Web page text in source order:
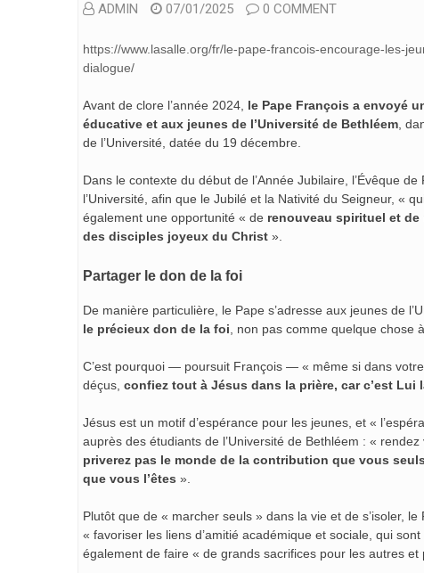
ADMIN 07/01/2025 0 COMMENT
https://www.lasalle.org/fr/le-pape-francois-encourage-les-
dialogue/
Avant de clore l’année 2024, le Pape François a envoyé
éducative et aux jeunes de l’Université de Bethléem,
de l’Université, datée du 19 décembre.
Dans le contexte du début de l’Année Jubilaire, l’Évêque
l’Université, afin que le Jubilé et la Nativité du Seigneur, «
également une opportunité « de renouveau spirituel et
des disciples joyeux du Christ ».
Partager le don de la foi
De manière particulière, le Pape s’adresse aux jeunes de
le précieux don de la foi , non pas comme quelque
C’est pourquoi — poursuit François — « même si dans
déçus, confiez tout à Jésus dans la prière, car c’est Lui
Jésus est un motif d’espérance pour les jeunes, et «
auprès des étudiants de l’Université de Bethléem : «
priverez pas le monde de la contribution que vous
que vous l’êtes ».
Plutôt que de « marcher seuls » dans la vie et de s’isoler,
« favoriser les liens d’amitié académique et sociale, qui
également de faire « de grands sacrifices pour les autres et